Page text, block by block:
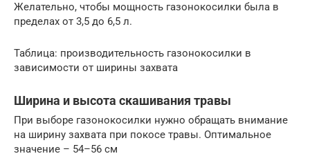
Желательно, чтобы мощность газонокосилки была в
пределах от 3,5 до 6,5 л.
Таблица: производительность газонокосилки в
зависимости от ширины захвата
Ширина и высота скашивания травы
При выборе газонокосилки нужно обращать внимание
на ширину захвата при покосе травы. Оптимальное
значение – 54–56 см